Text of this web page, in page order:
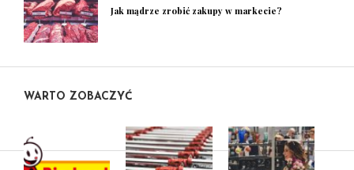
Jak mądrze zrobić zakupy w markecie?
WARTO ZOBACZYĆ